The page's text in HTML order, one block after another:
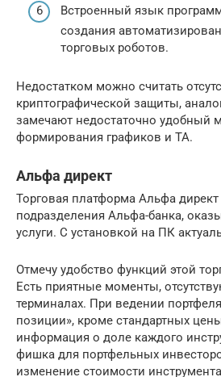
Встроенный язык
создания
торговых роботов.
Недостатком можно считать
криптографической защиты,
замечают недостаточно удобный
формирования графиков и ТА.
Альфа директ
Торговая платформа Альфа директ
подразделения Альфа-банка,
услуги. С установкой на ПК
Отмечу удобство функций этой
Есть приятные моменты,
терминалах. При ведении
позиции», кроме стандартных
информация о доле каждого
фишка для портфельных
изменение стоимости